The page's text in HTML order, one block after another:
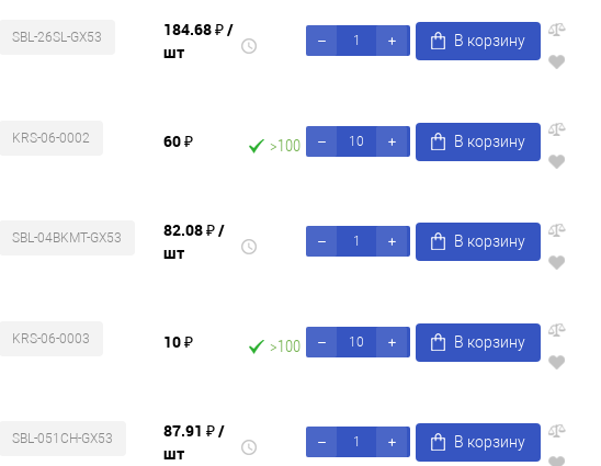
SBL-26SL-GX53 184.68 ₽/
шт
В корзину
KRS-06-0002 60 ₽ >100 В корзину
SBL-04BKMT-GX53 82.08 ₽/
шт
В корзину
KRS-06-0003 10 ₽ >100 В корзину
SBL-051CH-GX53 87.91 ₽/
шт
В корзину